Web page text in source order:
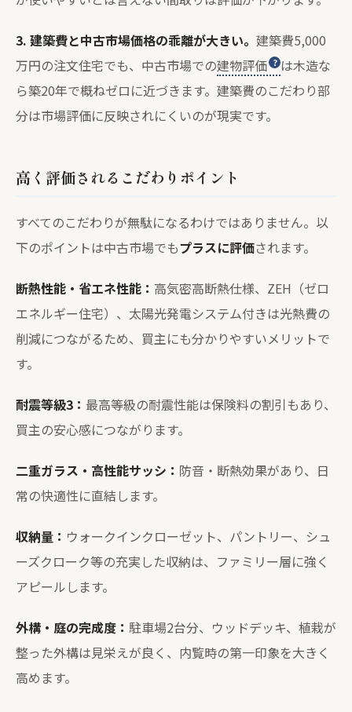
3. 建築費と中古市場価格の乖離が大きい。 建築費5,000
万円の注文住宅でも、中古市場での建物評価
は木造な
ら築20年で概ねゼロに近づきます。建築費のこだわり部
分は市場評価に反映されにくいのが現実です。
高く評価されるこだわりポイント
すべてのこだわりが無駄になるわけではありません。以
下のポイントは中古市場でもプラスに評価されます。
断熱性能・省エネ性能： 高気密高断熱仕様、ZEH（ゼロ
エネルギー住宅）、太陽光発電システム付きは光熱費の
削減につながるため、買主にも分かりやすいメリットで
す。
耐震等級3： 最高等級の耐震性能は保険料の割引もあり、
買主の安心感につながります。
二重ガラス・高性能サッシ： 防音・断熱効果があり、日
常の快適性に直結します。
収納量： ウォークインクローゼット、パントリー、シュ
ーズクローク等の充実した収納は、ファミリー層に強く
アピールします。
外構・庭の完成度： 駐車場2台分、ウッドデッキ、植栽が
整った外構は見栄えが良く、内覧時の第一印象を大きく
高めます。